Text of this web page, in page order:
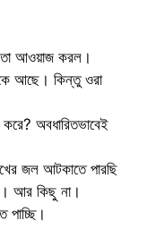
আওয়াজ করল।
আছে। কিন্তু ওরা
অবধারিতভাবেই
জল আটকাতে পারছি
আর কিছু না।
পাচ্ছি।